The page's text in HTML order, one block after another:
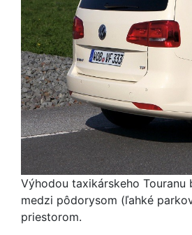
Výhodou taxikárskeho
medzi pôdorysom (ľahké
priestorom.